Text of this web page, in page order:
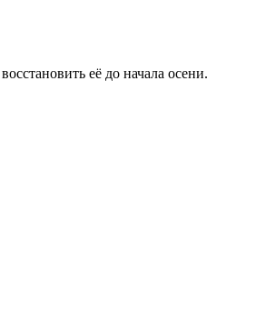
её до начала осени.